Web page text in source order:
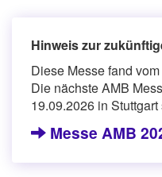
Hinweis zur
Diese Messe fand
Die nächste AMB
19.09.2026 in Stuttgart
Messe AMB